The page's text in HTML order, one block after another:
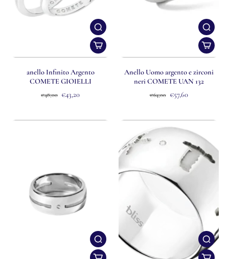
anello Infinito Argento
COMETE GIOIELLI
€48,00 €43,20
Anello Uomo argento e zirconi
neri COMETE UAN 132
€64,00 €57,60